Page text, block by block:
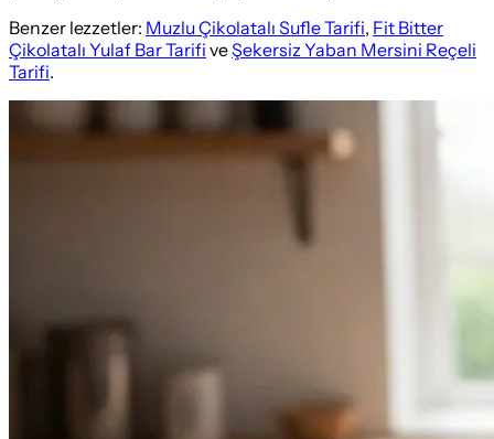
Benzer lezzetler: Muzlu Çikolatalı Sufle Tarifi, Fit Bitter
Çikolatalı Yulaf Bar Tarifi veŞekersiz Yaban Mersini Reçeli
Tarifi.